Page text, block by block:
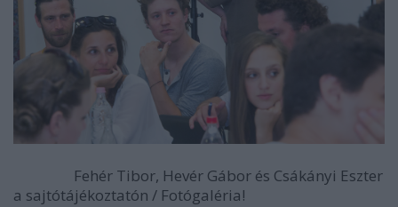
Fehér Tibor, Hevér Gábor és Csákányi Eszter
a sajtótájékoztatón / Fotógaléria!